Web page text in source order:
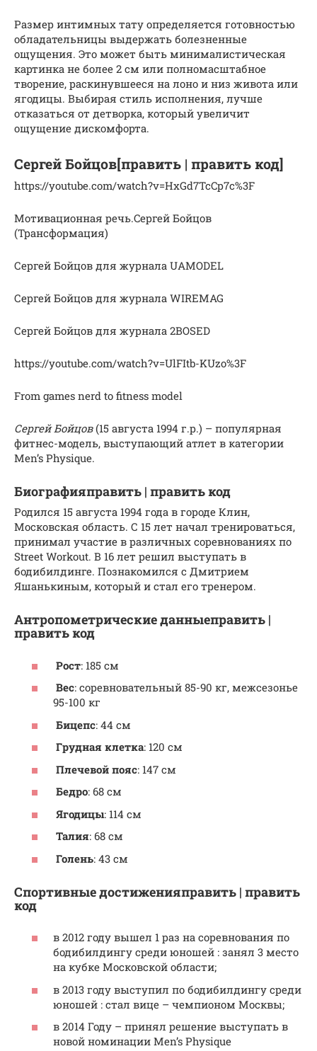
Размер интимных тату определяется готовностью
обладательницы выдержать болезненные
ощущения. Это может быть минималистическая
картинка не более 2 см или полномасштабное
творение, раскинувшееся на лоно и низ живота или
ягодицы. Выбирая стиль исполнения, лучше
отказаться от детворка, который увеличит
ощущение дискомфорта.
Сергей Бойцов[править | править код]
https://youtube.com/watch?v=HxGd7TcCp7c%3F
Мотивационная речь.Cергей Бойцов
(Трансформация)
Сергей Бойцов для журнала UAMODEL
Сергей Бойцов для журнала WIREMAG
Сергей Бойцов для журнала 2BOSED
https://youtube.com/watch?v=UlFItb-KUzo%3F
From games nerd to fitness model
Сергей Бойцов(15 августа 1994 г.р.) – популярная
фитнес-модель, выступающий атлет в категории
Men’s Physique.
Биографияправить | править код
Родился 15 августа 1994 года в городе Клин,
Московская область. С 15 лет начал тренироваться,
принимал участие в различных соревнованиях по
Street Workout. В 16 лет решил выступать в
бодибилдинге. Познакомился с Дмитрием
Яшанькиным, который и стал его тренером.
Антропометрические данныеправить |
править код
Рост: 185 см
Вес: соревновательный 85-90 кг, межсезонье
95-100 кг
Бицепс: 44 см
Грудная клетка: 120 см
Плечевой пояс: 147 см
Бедро: 68 см
Ягодицы: 114 см
Талия: 68 см
Голень: 43 см
Спортивные достиженияправить | править
код
в 2012 году вышел 1 раз на соревнования по
бодибилдингу среди юношей : занял 3 место
на кубке Московской области;
в 2013 году выступил по бодибилдингу среди
юношей : стал вице – чемпионом Москвы;
в 2014 Году – принял решение выступать в
новой номинации Men’s Physique